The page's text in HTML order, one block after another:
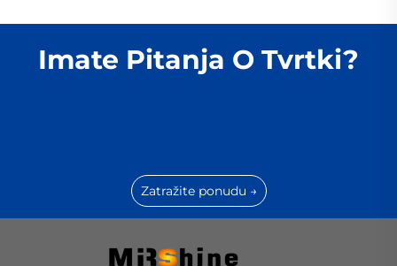
Imate Pitanja O Tvrtki?
Zatražite ponudu →